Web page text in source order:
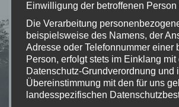
Manni Thies – Single Master
d.velop cycling masters
d.velop cycling elite
Extras
Einwilligung der betroffenen Person
Die Verarbeitung
beispielsweise des Namens, der
Adresse oder Telefonnummer einer
Person, erfolgt stets im Einklang mit
Datenschutz-Grundverordnung und
Übereinstimmung mit den für uns
landesspezifischen